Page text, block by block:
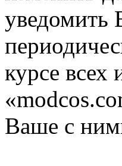
уведомить
курсе всех
Ваше с